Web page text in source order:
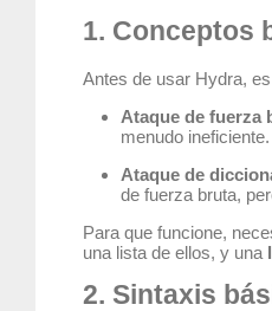
1. Conceptos
Antes de usar Hydra,
Ataque de fuerza
menudo ineficiente.
Ataque de
de fuerza bruta,
Para que funcione,
una lista de ellos, y una
2. Sintaxis